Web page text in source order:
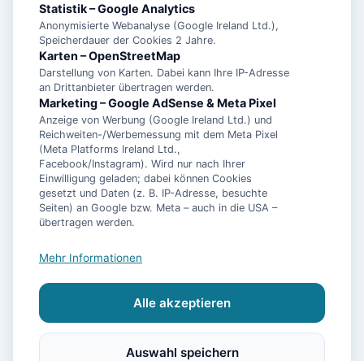
Ausstattung
WLAN
Küche Kühlschrank
Statistik – Google Analytics
Anonymisierte Webanalyse (Google Ireland Ltd.),
Speicherdauer der Cookies 2 Jahre.
Karten – OpenStreetMap
Darstellung von Karten. Dabei kann Ihre IP-Adresse
an Drittanbieter übertragen werden.
Marketing – Google AdSense & Meta Pixel
Anzeige von Werbung (Google Ireland Ltd.) und
Reichweiten-/Werbemessung mit dem Meta Pixel
(Meta Platforms Ireland Ltd.,
Facebook/Instagram). Wird nur nach Ihrer
Einwilligung geladen; dabei können Cookies
gesetzt und Daten (z. B. IP-Adresse, besuchte
Seiten) an Google bzw. Meta – auch in die USA –
übertragen werden.
Mehr Informationen
Alle akzeptieren
Auswahl speichern